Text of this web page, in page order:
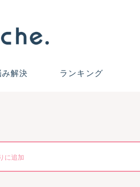
解決 ランキング
に追加